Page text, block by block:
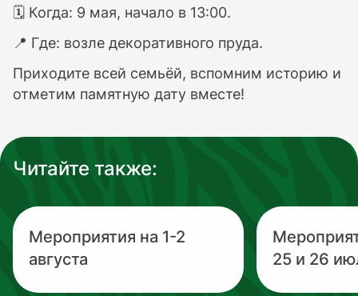
🗓 Когда: 9 мая, начало в 13:00.
📍 Где: возле декоративного пруда.
Приходите всей семьёй, вспомним историю и
отметим памятную дату вместе!
Читайте также:
Мероприятия на 1-2
августа
25 и 26